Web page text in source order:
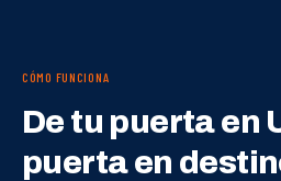
CÓMO FUNCIONA
De tu puerta en
puerta en